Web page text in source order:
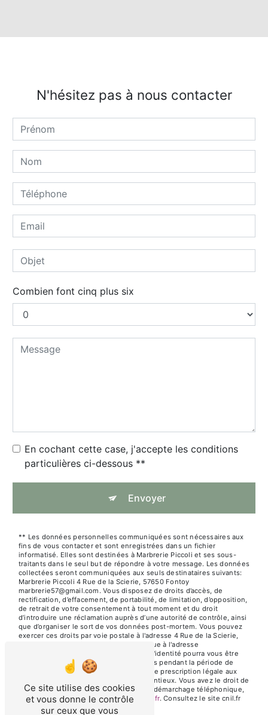
N'hésitez pas à nous contacter
Combien font cinq plus six
En cochant cette case, j'accepte les conditions
particulières ci-dessous **
Envoyer
** Les données personnelles communiquées sont nécessaires aux
fins de vous contacter et sont enregistrées dans un fichier
informatisé. Elles sont destinées à Marbrerie Piccoli et ses sous-
traitants dans le seul but de répondre à votre message. Les données
collectées seront communiquées aux seuls destinataires suivants:
Marbrerie Piccoli 4 Rue de la Scierie, 57650 Fontoy
marbrerie57@gmail.com. Vous disposez de droits d’accès, de
rectification, d’effacement, de portabilité, de limitation, d’opposition,
de retrait de votre consentement à tout moment et du droit
d’introduire une réclamation auprès d’une autorité de contrôle, ainsi
que d’organiser le sort de vos données post-mortem. Vous pouvez
exercer ces droits par voie postale à l'adresse 4 Rue de la Scierie,
57650 Fontoy ou par courrier électronique à l'adresse
marbrerie57@gmail.com. Un justificatif d'identité pourra vous être
demandé. Nous conservons vos données pendant la période de
prise de contact puis pendant la durée de prescription légale aux
fins probatoires et de gestion des contentieux. Vous avez le droit de
vous inscrire sur la liste d'opposition au démarchage téléphonique,
disponible à cette adresse: Bloctel.gouv.fr. Consultez le site cnil.fr
pour plus d’informations sur vos droits.
Ce site utilise des cookies
et vous donne le contrôle
sur ceux que vous